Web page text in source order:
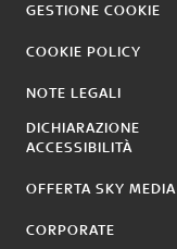
GESTIONE COOKIE
COOKIE POLICY
NOTE LEGALI
DICHIARAZIONE
ACCESSIBILITÀ
OFFERTA SKY MEDIA
CORPORATE